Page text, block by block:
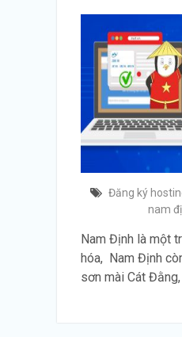
Đăng ký
nam
Nam Định là một
hóa, Nam Định
sơn mài Cát